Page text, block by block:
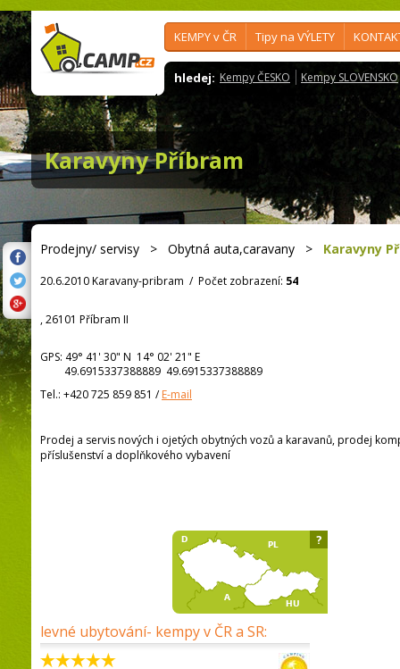
KEMPY v ČR Tipy na VÝLETY
hledej: Kempy ČESKO Kempy SLOVENSKO
Karavyny Příbram
Prodejny/ servisy > Obytná auta,caravany > Karavyny
20.6.2010 Karavany-pribram / Počet zobrazení: 54
, 26101 Příbram II
GPS: 49° 41' 30" N 14° 02' 21" E
49.6915337388889 49.6915337388889
Tel.: +420 725 859 851 /E-mail
Prodej a servis nových i ojetých obytných vozů a karavanů, prodej
příslušenství a doplňkového vybavení
levné ubytování- kempy v ČR a SR:
?